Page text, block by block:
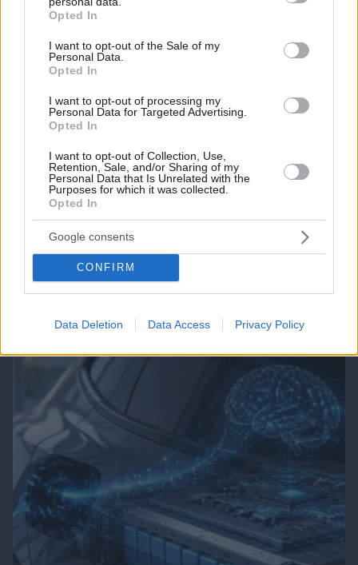
grant or deny consent to Google and its third-party tags to
use your data for below specified purposes in below Google
consent section.
Opted In
I want to opt-out of the Sale of my
Personal Data.
Opted In
I want to opt-out of processing my
Personal Data for Targeted Advertising.
Opted In
I want to opt-out of Collection, Use,
Retention, Sale, and/or Sharing of my
Personal Data that Is Unrelated with the
Purposes for which it was collected.
Opted In
Google consents
CONFIRM
Data Deletion Data Access Privacy Policy
Τα φρούτα που επιλέγουν 4 ενδοκρινολόγοι για
καλύτερο έλεγχο του σακχάρου – Το ένα μειώνει
το λίπος στην κοιλιά
06.08.2026, 08:01